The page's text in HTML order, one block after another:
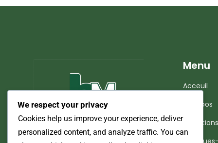
Menu
Acceuil
À propos
We respect your privacy
Cookies help us improve your experience, deliver
personalized content, and analyze traffic. You can